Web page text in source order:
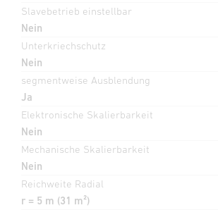
Slavebetrieb einstellbar
Nein
Unterkriechschutz
Nein
segmentweise Ausblendung
Ja
Elektronische Skalierbarkeit
Nein
Mechanische Skalierbarkeit
Nein
Reichweite Radial
r = 5 m (31 m²)